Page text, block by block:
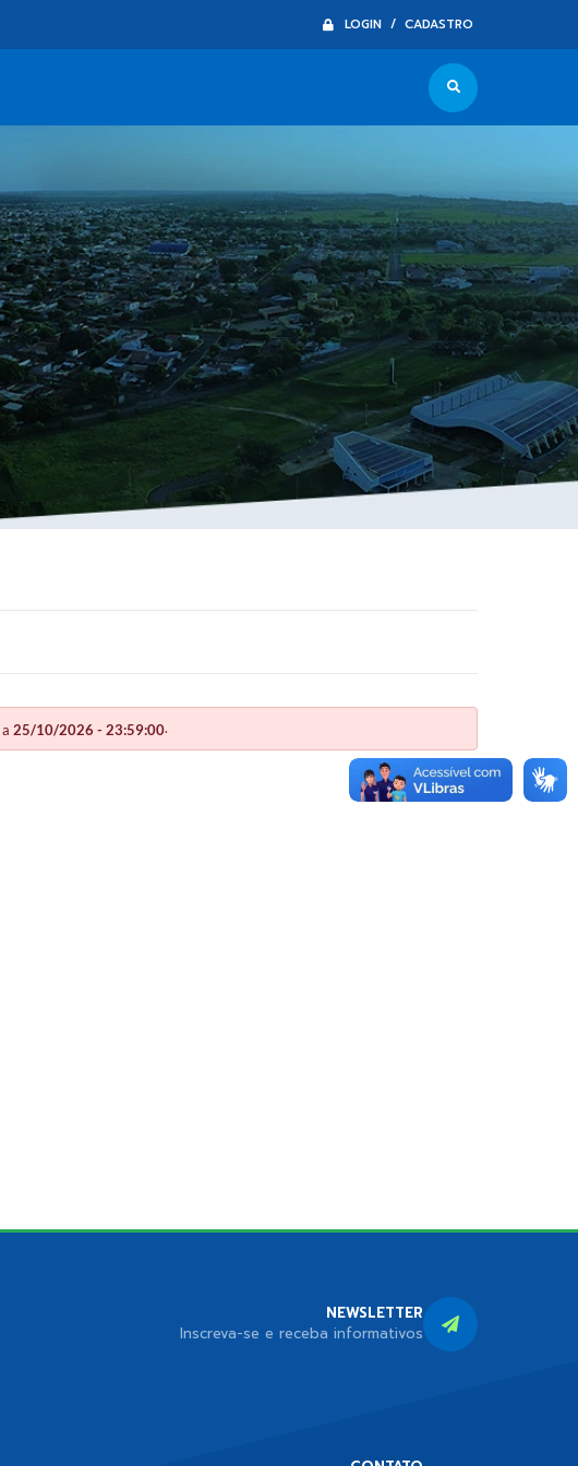
LOGIN / CADASTRO
a 25/10/2026 - 23:59:00.
NEWSLETTER
Inscreva-se e receba informativos